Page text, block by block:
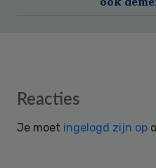
Reader
Reacties
Je moet ingelogd zijn op